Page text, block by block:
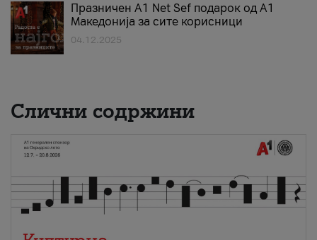
Празничен A1 Net Sеf подарок од А1
Македонија за сите корисници
04.12.2025
Слични содржини